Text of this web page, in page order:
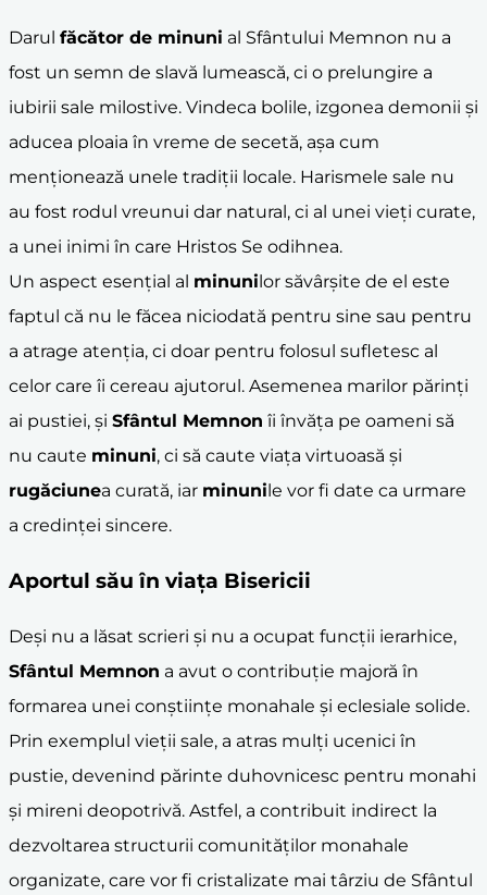
Darul făcător de minuni al Sfântului Memnon nu a
fost un semn de slavă lumească, ci o prelungire a
iubirii sale milostive. Vindeca bolile, izgonea demonii și
aducea ploaia în vreme de secetă, așa cum
menționează unele tradiții locale. Harismele sale nu
au fost rodul vreunui dar natural, ci al unei vieți curate,
a unei inimi în care Hristos Se odihnea.
Un aspect esențial al minuni lor săvârșite de el este
faptul că nu le făcea niciodată pentru sine sau pentru
a atrage atenția, ci doar pentru folosul sufletesc al
celor care îi cereau ajutorul. Asemenea marilor părinți
ai pustiei, și Sfântul Memnon îi învăța pe oameni să
nu caute minuni, ci să caute viața virtuoasă și
rugăciunea curată, iar minuni le vor fi date ca urmare
a credinței sincere.
Aportul său în viața Bisericii
Deși nu a lăsat scrieri și nu a ocupat funcții ierarhice,
Sfântul Memnon a avut o contribuție majoră în
formarea unei conștiințe monahale și eclesiale solide.
Prin exemplul vieții sale, a atras mulți ucenici în
pustie, devenind părinte duhovnicesc pentru monahi
și mireni deopotrivă. Astfel, a contribuit indirect la
dezvoltarea structurii comunităților monahale
organizate, care vor fi cristalizate mai târziu de Sfântul